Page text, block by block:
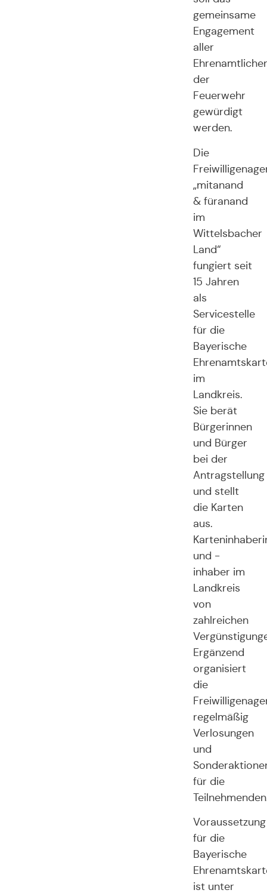
gemeinsame
Engagement
aller
der
Feuerwehr
gewürdigt
werden.
Die
„mitanand
& füranand
im
Wittelsbacher
Land“
fungiert seit
15 Jahren
als
Servicestelle
für die
Bayerische
im
Landkreis.
Sie berät
Bürgerinnen
und Bürger
bei der
Antragstellung
und stellt
die Karten
aus.
und -
inhaber im
Landkreis
von
zahlreichen
Ergänzend
organisiert
die
regelmäßig
Verlosungen
und
für die
Voraussetzung
für die
Bayerische
ist unter